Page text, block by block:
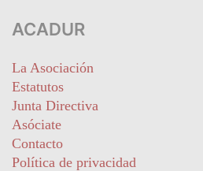
ACADUR
La Asociación
Estatutos
Junta Directiva
Asóciate
Contacto
Política de privacidad